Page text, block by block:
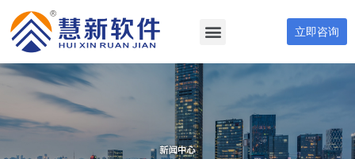
立即咨询